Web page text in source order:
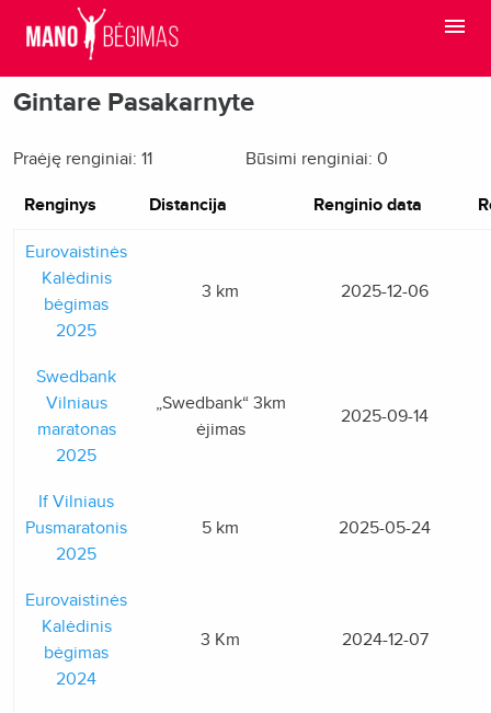
Gintare Pasakarnyte
Praėję renginiai: 11 Būsimi renginiai: 0
Renginys Distancija Renginio data
Eurovaistinės
Kalėdinis
bėgimas
2025
3 km 2025-12-06
Swedbank
Vilniaus
maratonas
2025
„Swedbank“ 3km
ėjimas
2025-09-14
If Vilniaus
Pusmaratonis
2025
5 km 2025-05-24
Eurovaistinės
Kalėdinis
bėgimas
2024
3 Km 2024-12-07